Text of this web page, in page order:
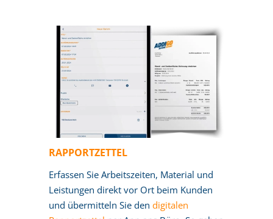
RAPPORTZETTEL
Erfassen Sie Arbeitszeiten, Material und
Leistungen direkt vor Ort beim Kunden
und übermitteln Sie den digitalen